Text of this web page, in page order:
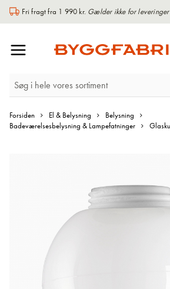
Fri fragt fra 1 990 kr. Gælder ikke for
Forsiden El & Belysning
Belysning
Badeværelsesbelysning & Lampefatninger